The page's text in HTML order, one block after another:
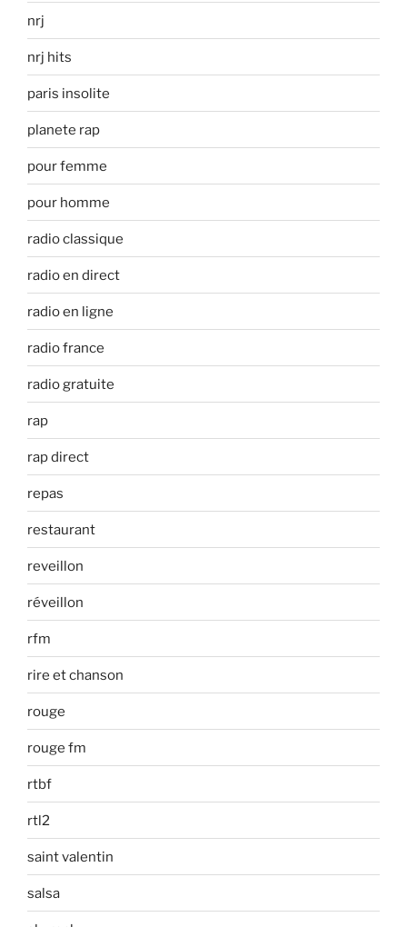
nrj
nrj hits
paris insolite
planete rap
pour femme
pour homme
radio classique
radio en direct
radio en ligne
radio france
radio gratuite
rap
rap direct
repas
restaurant
reveillon
réveillon
rfm
rire et chanson
rouge
rouge fm
rtbf
rtl2
saint valentin
salsa